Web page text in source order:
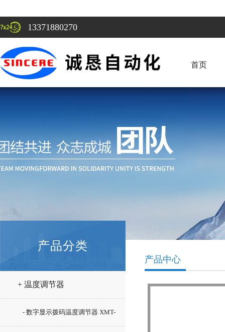
13371880270
首页
产品分类
+ 温度调节器
- 数字显示拨码温度调节器 XMT-
产品中心